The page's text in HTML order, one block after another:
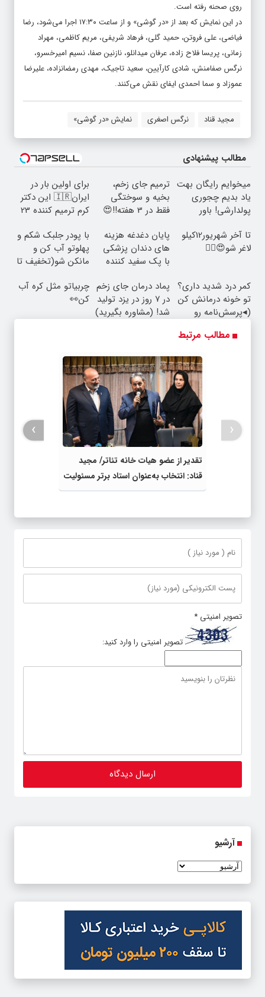
روی صحنه رفته است.
در این نمایش که بعد از «در گوشی» و از ساعت ۱۷:۳۰ اجرا می‌شود، رضا
فیاضی، علی فروتن، حمید گلی، فرهاد شریفی، مریم کاظمی، مهراد
زمانی، پریسا فلاح زاده، عرفان میدانلو، نازنین صفا، نسیم امیرخسرو،
نرگس صفامنش، شادی کارآیین، سعید تاجیک، مهدی رمضان­زاده، علیرضا
عموزاد و سما احمدی ایفای نقش می‌کنند.
مجید قناد نرگس اصغری نمایش «در گوشی»
مطالب پیشنهادی
میخوایم رایگان بهت
یاد بدیم چجوری
پولدارشی! باور
مجانیه
ترمیم جای زخم،
بخیه و سوختگی
فقط در 3 هفته!!😍
برای اولین بار در
ایران🇮🇷 این دکتر
کرم ترمیم کننده 23
تا آخر شهریور12کیلو
لاغر شو😍👌🏻
پایان دغدغه هزینه
های دندان پزشکی
با پک سفید کننده
با پودر جلبک شکم و
پهلوتو آب کن و
مانکن شو(تخفیف تا
کمر درد شدید داری؟
تو خونه درمانش کن
(◂پرسش‌نامه رو
پماد درمان جای زخم
در ۷ روز در یزد تولید
شد! (مشاوره بگیرید)
چربیاتو مثل کره آب
کن👀
مطالب مرتبط
تقدیر از عضو هیات خانه تئاتر/ مجید
قناد: انتخاب به‌عنوان استاد برتر مسئولیت
مرا سنگین‌تر کرد
‹
›
تصویر امنیتی *
تصویر امنیتی را وارد کنید:
آرشیو